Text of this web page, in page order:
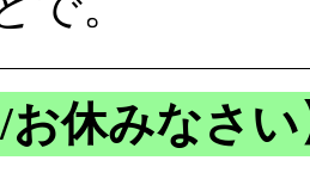
お休みなさ